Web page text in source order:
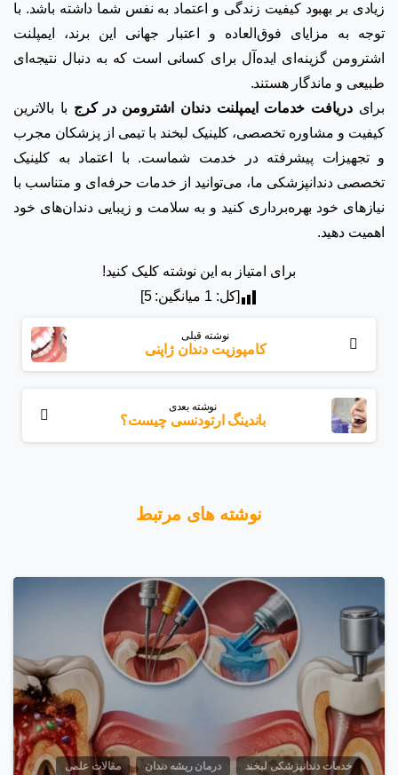
زیادی بر بهبود کیفیت زندگی و اعتماد به نفس شما داشته باشد. با
توجه به مزایای فوق‌العاده و اعتبار جهانی این برند، ایمپلنت
اشترومن گزینه‌ای ایده‌آل برای کسانی است که به دنبال نتیجه‌ای
طبیعی و ماندگار هستند.
برای دریافت خدمات ایمپلنت دندان اشترومن در کرج با بالاترین
کیفیت و مشاوره تخصصی، کلینیک لبخند با تیمی از پزشکان مجرب
و تجهیزات پیشرفته در خدمت شماست. با اعتماد به کلینیک
تخصصی دندانپزشکی ما، می‌توانید از خدمات حرفه‌ای و متناسب با
نیازهای خود بهره‌برداری کنید و به سلامت و زیبایی دندان‌های خود
اهمیت دهید.
برای امتیاز به این نوشته کلیک کنید!
[کل:1 میانگین:5
]
بخوانید
نوشته قبلی
کامپوزیت دندان ژاپنی
نوشته بعدی
باندینگ ارتودنسی چیست؟
نوشته های مرتبط
خدمات دندانپزشکی لبخند درمان ریشه دندان مقالات علمی